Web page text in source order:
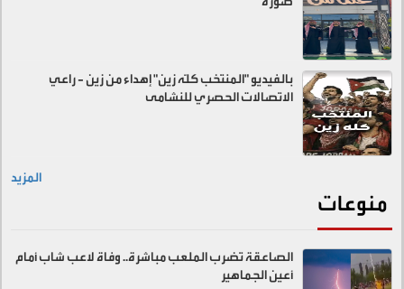
بالفيديو "المنتخب كلّه زين" إهداء من زين - راعي
الاتصالات الحصري للنشامى
المزيد
منوعات
الصاعقة تضرب الملعب مباشرة.. وفاة لاعب شاب أمام
أعين الجماهير